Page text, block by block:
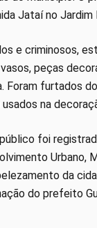
Jataí no
e criminosos,
peças
Foram furtados
na
foi
Urbano,
da
do prefeito